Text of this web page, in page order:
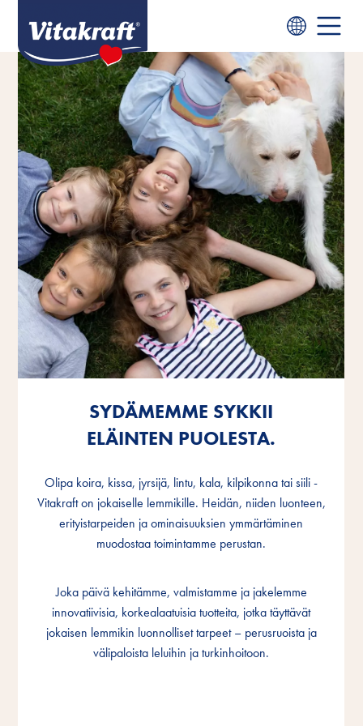
SYDÄMEMME SYKKII
ELÄINTEN PUOLESTA.
Olipa koira, kissa, jyrsijä, lintu, kala, kilpikonna tai siili -
Vitakraft on jokaiselle lemmikille. Heidän, niiden luonteen,
erityistarpeiden ja ominaisuuksien ymmärtäminen
muodostaa toimintamme perustan.
Joka päivä kehitämme, valmistamme ja jakelemme
innovatiivisia, korkealaatuisia tuotteita, jotka täyttävät
jokaisen lemmikin luonnolliset tarpeet – perusruoista ja
välipaloista leluihin ja turkinhoitoon.
SYDÄMEMME SYKKII
ELÄINTEN PUOLESTA.
Olipa koira, kissa, jyrsijä, lintu, kala, kilpikonna tai siili -
Vitakraft on jokaiselle lemmikille. Heidän, niiden luonteen,
erityistarpeiden ja ominaisuuksien ymmärtäminen
muodostaa toimintamme perustan.
Joka päivä kehitämme, valmistamme ja jakelemme
innovatiivisia, korkealaatuisia tuotteita, jotka täyttävät
jokaisen lemmikin luonnolliset tarpeet – perusruoista ja
välipaloista leluihin ja turkinhoitoon.
SYDÄMEMME SYKKII
ELÄINTEN PUOLESTA.
Olipa koira, kissa, jyrsijä, lintu, kala, kilpikonna tai siili -
Vitakraft on jokaiselle lemmikille. Heidän, niiden luonteen,
erityistarpeiden ja ominaisuuksien ymmärtäminen
muodostaa toimintamme perustan.
Joka päivä kehitämme, valmistamme ja jakelemme
innovatiivisia, korkealaatuisia tuotteita, jotka täyttävät
jokaisen lemmikin luonnolliset tarpeet – perusruoista ja
välipaloista leluihin ja turkinhoitoon.